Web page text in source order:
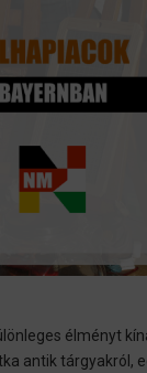
élményt
antik tárgyakról,